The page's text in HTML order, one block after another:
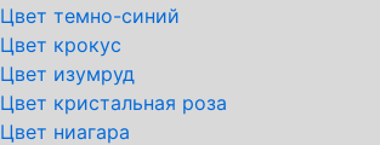
Цвет темно-синий
Цвет крокус
Цвет изумруд
Цвет кристальная роза
Цвет ниагара